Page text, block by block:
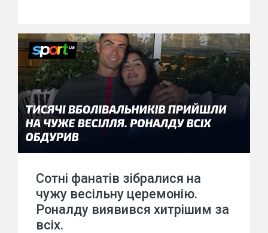
Сотні фанатів зібралися на
чужу весільну церемонію.
Роналду виявився хитрішим за
всіх.